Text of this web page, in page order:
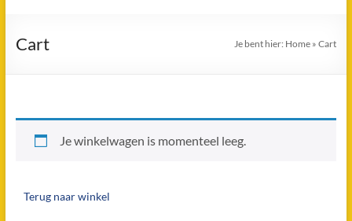
Brussel
Cart Je bent hier: Home »Cart
Je winkelwagen is momenteel leeg.
Terug naar winkel